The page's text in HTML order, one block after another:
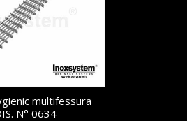
multifessura
N° 0634